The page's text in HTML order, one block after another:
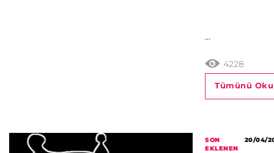
...
4228
Tümünü Oku
SON
EKLENEN
20/04/